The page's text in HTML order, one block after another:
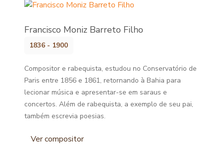
Francisco Moniz Barreto Filho
1836 - 1900
Compositor e rabequista, estudou no Conservatório de
Paris entre 1856 e 1861, retornando à Bahia para
lecionar música e apresentar-se em saraus e
concertos. Além de rabequista, a exemplo de seu pai,
também escrevia poesias.
Ver compositor